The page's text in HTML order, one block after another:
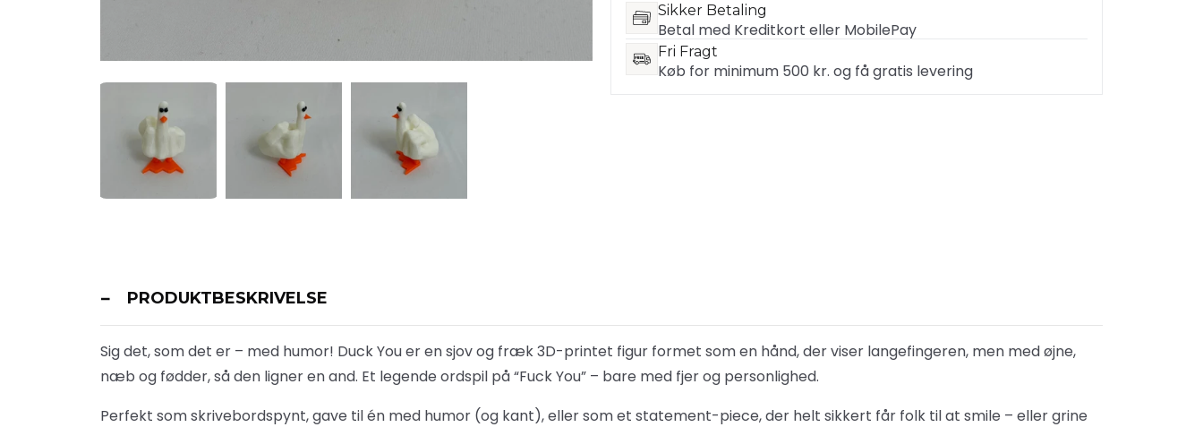
Sikker Betaling
Betal med Kreditkort eller MobilePay
Fri Fragt
Køb for minimum 500 kr. og få gratis levering
PRODUKTBESKRIVELSE
Sig det, som det er – med humor! Duck You er en sjov og fræk 3D-printet figur formet som en hånd, der viser langefingeren, men med øjne,
næb og fødder, så den ligner en and. Et legende ordspil på “Fuck You” – bare med fjer og personlighed.
Perfekt som skrivebordspynt, gave til én med humor (og kant), eller som et statement-piece, der helt sikkert får folk til at smile – eller grine